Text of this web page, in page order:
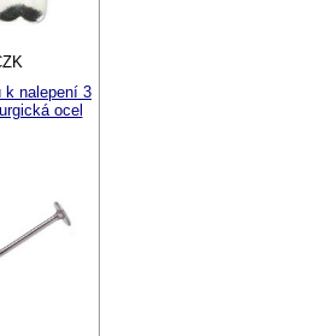
k nalepení 3
ocel